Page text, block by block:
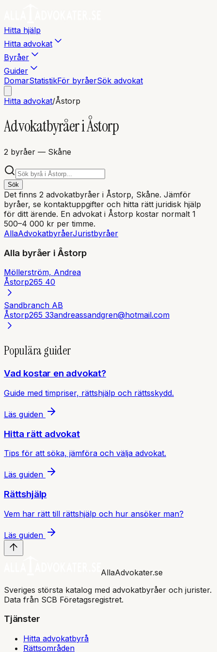
Hitta hjälp
Hitta advokat
Byråer
Guider
DomarStatistikFör byråerSök advokat
Hitta advokat/Åstorp
Advokatbyråer iÅstorp
2 byråer — Skåne
Sök
Det finns 2 advokatbyråer i Åstorp, Skåne. Jämför
byråer, se kontaktuppgifter och hitta rätt juridisk hjälp
för ditt ärende. En advokat i Åstorp kostar normalt 1
500–4 000 kr per timme.
AllaAdvokatbyråerJuristbyråer
Alla byråer iÅstorp
Möllerström, Andrea
Åstorp265 40
Sandbranch AB
Åstorp265 33andreassandgren@hotmail.com
Populära guider
Vad kostar en advokat?
Guide med timpriser, rättshjälp och rättsskydd.
Läs guiden
Hitta rätt advokat
Tips för att söka, jämföra och välja advokat.
Läs guiden
Rättshjälp
Vem har rätt till rättshjälp och hur ansöker man?
Läs guiden
AllaAdvokater.se
Sveriges största katalog med advokatbyråer och jurister.
Data från SCB Företagsregistret.
Tjänster
Hitta advokatbyrå
Rättsområden